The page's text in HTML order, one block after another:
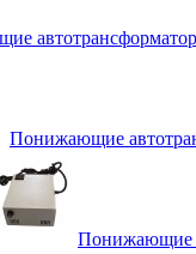
Понижающие
Понижающие